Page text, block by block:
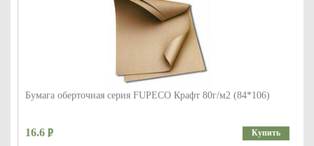
Бумага оберточная серия FUPECO Крафт 80г/м2 (84*106)
16.6 Купить